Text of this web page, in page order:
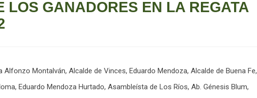
LOS GANADORES EN LA REGATA
Montalván, Alcalde de Vinces, Eduardo Mendoza, Alcalde de Buena Fe,
Eduardo Mendoza Hurtado, Asambleísta de Los Ríos, Ab. Génesis Blum,